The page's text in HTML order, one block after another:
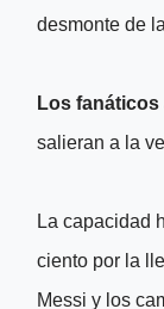
desmonte de
Los
salieran a la
La capacidad
ciento por la
Messi y los